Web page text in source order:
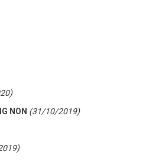
NON (31/10/2019)